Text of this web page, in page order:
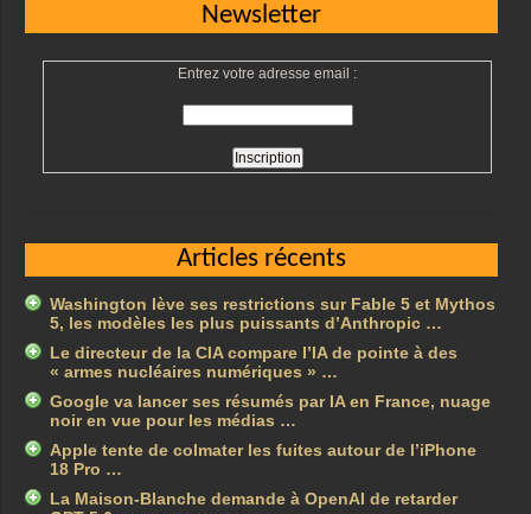
Newsletter
Entrez votre adresse email :
Articles récents
Washington lève ses restrictions sur Fable 5 et Mythos
5, les modèles les plus puissants d’Anthropic …
Le directeur de la CIA compare l’IA de pointe à des
« armes nucléaires numériques » …
Google va lancer ses résumés par IA en France, nuage
noir en vue pour les médias …
Apple tente de colmater les fuites autour de l’iPhone
18 Pro …
La Maison-Blanche demande à OpenAI de retarder